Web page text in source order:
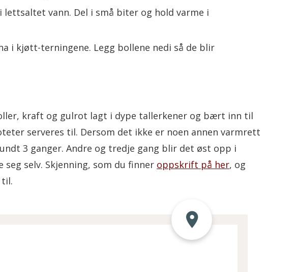
lettsaltet vann. Del i små biter og hold varme i
i kjøtt-terningene. Legg bollene nedi så de blir
kraft og gulrot lagt i dype tallerkener og bært inn til
serveres til. Dersom det ikke er noen annen varmrett
3 ganger. Andre og tredje gang blir det øst opp i
selv. Skjenning, som du finner oppskrift på her, og